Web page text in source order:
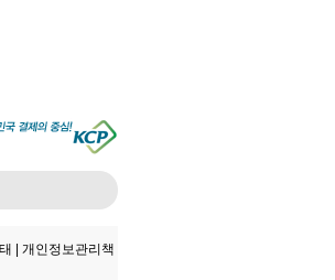
| 개인정보관리책